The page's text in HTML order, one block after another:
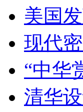
美国
现代
“中华
清华